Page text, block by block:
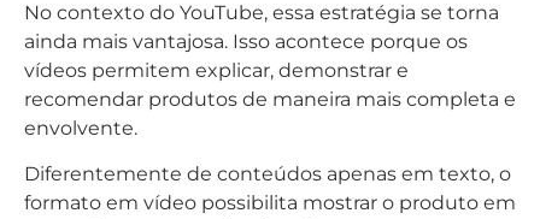
No contexto do YouTube, essa estratégia se torna
ainda mais vantajosa. Isso acontece porque os
vídeos permitem explicar, demonstrar e
recomendar produtos de maneira mais completa e
envolvente.
Diferentemente de conteúdos apenas em texto, o
formato em vídeo possibilita mostrar o produto em